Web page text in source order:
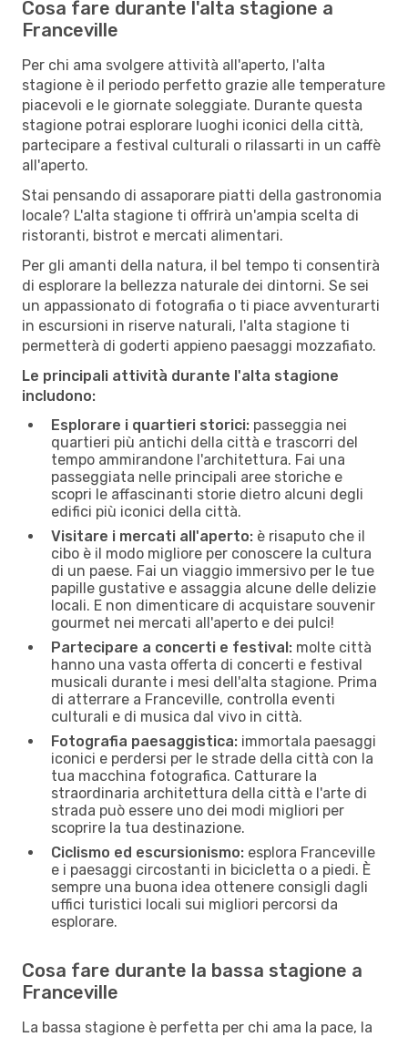
Cosa fare durante l'alta stagione a
Franceville
Per chi ama svolgere attività all'aperto, l'alta
stagione è il periodo perfetto grazie alle temperature
piacevoli e le giornate soleggiate. Durante questa
stagione potrai esplorare luoghi iconici della città,
partecipare a festival culturali o rilassarti in un caffè
all'aperto.
Stai pensando di assaporare piatti della gastronomia
locale? L'alta stagione ti offrirà un'ampia scelta di
ristoranti, bistrot e mercati alimentari.
Per gli amanti della natura, il bel tempo ti consentirà
di esplorare la bellezza naturale dei dintorni. Se sei
un appassionato di fotografia o ti piace avventurarti
in escursioni in riserve naturali, l'alta stagione ti
permetterà di goderti appieno paesaggi mozzafiato.
Le principali attività durante l'alta stagione
includono:
Esplorare i quartieri storici: passeggia nei
quartieri più antichi della città e trascorri del
tempo ammirandone l'architettura. Fai una
passeggiata nelle principali aree storiche e
scopri le affascinanti storie dietro alcuni degli
edifici più iconici della città.
Visitare i mercati all'aperto: è risaputo che il
cibo è il modo migliore per conoscere la cultura
di un paese. Fai un viaggio immersivo per le tue
papille gustative e assaggia alcune delle delizie
locali. E non dimenticare di acquistare souvenir
gourmet nei mercati all'aperto e dei pulci!
Partecipare a concerti e festival: molte città
hanno una vasta offerta di concerti e festival
musicali durante i mesi dell'alta stagione. Prima
di atterrare a Franceville, controlla eventi
culturali e di musica dal vivo in città.
Fotografia paesaggistica: immortala paesaggi
iconici e perdersi per le strade della città con la
tua macchina fotografica. Catturare la
straordinaria architettura della città e l'arte di
strada può essere uno dei modi migliori per
scoprire la tua destinazione.
Ciclismo ed escursionismo: esplora Franceville
e i paesaggi circostanti in bicicletta o a piedi. È
sempre una buona idea ottenere consigli dagli
uffici turistici locali sui migliori percorsi da
esplorare.
Cosa fare durante la bassa stagione a
Franceville
La bassa stagione è perfetta per chi ama la pace, la